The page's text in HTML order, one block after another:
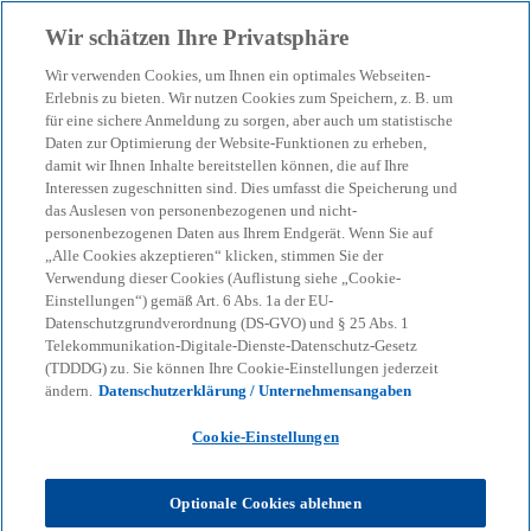
menu search
Gerrit Bojen
Wir schätzen Ihre Privatsphäre
Wir verwenden Cookies, um Ihnen ein optimales Webseiten-
Erlebnis zu bieten. Wir nutzen Cookies zum Speichern, z. B. um
für eine sichere Anmeldung zu sorgen, aber auch um statistische
Daten zur Optimierung der Website-Funktionen zu erheben,
damit wir Ihnen Inhalte bereitstellen können, die auf Ihre
Interessen zugeschnitten sind. Dies umfasst die Speicherung und
das Auslesen von personenbezogenen und nicht-
personenbezogenen Daten aus Ihrem Endgerät. Wenn Sie auf
„Alle Cookies akzeptieren“ klicken, stimmen Sie der
Verwendung dieser Cookies (Auflistung siehe „Cookie-
Einstellungen“) gemäß Art. 6 Abs. 1a der EU-
Datenschutzgrundverordnung (DS-GVO) und § 25 Abs. 1
Telekommunikation-Digitale-Dienste-Datenschutz-Gesetz
(TDDDG) zu. Sie können Ihre Cookie-Einstellungen jederzeit
ändern. Datenschutzerklärung / Unternehmensangaben
Cookie-Einstellungen
Optionale Cookies ablehnen